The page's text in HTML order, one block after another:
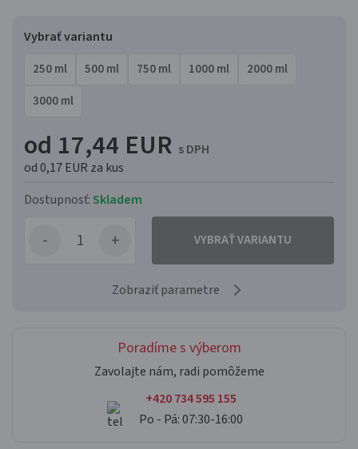
Vybrať variantu
250 ml 500 ml 750 ml 1000 ml
2000 ml
3000 ml
od 17,44 EUR s DPH
od 0,17 EUR za kus
Dostupnosť:Skladem
VYBRAŤ VARIANTU
Zobraziť parametre
Poradíme s výberom
Zavolajte nám, radi pomôžeme
+420 734 595 155
Po - Pá: 07:30-16:00